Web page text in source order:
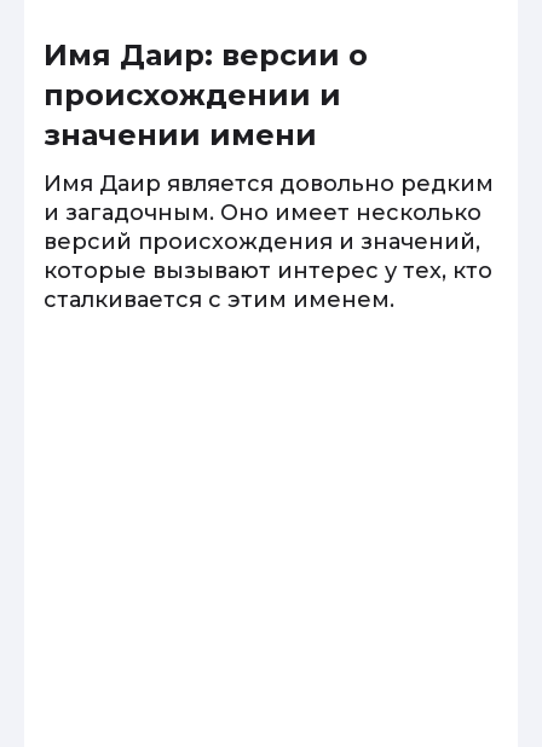
Имя Даир: версии о
происхождении и
значении имени
Имя Даир является довольно редким
и загадочным. Оно имеет несколько
версий происхождения и значений,
которые вызывают интерес у тех, кто
сталкивается с этим именем.